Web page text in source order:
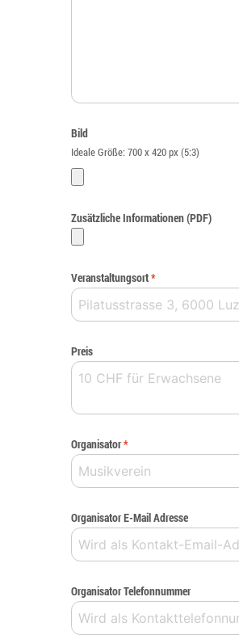
Bild
Ideale Größe: 700 x 420 px (5:3)
Zusätzliche Informationen (PDF)
Veranstaltungsort*
Preis
Organisator*
Organisator E-Mail Adresse
Organisator Telefonnummer